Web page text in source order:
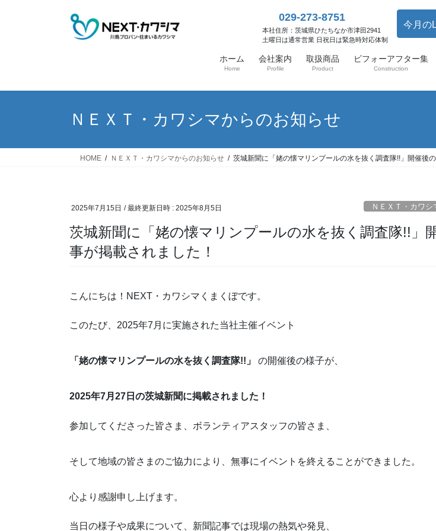
ス
ン
029-273-8751
本社住所：茨城県ひたちなか市津田2941
土曜日は通常営業 日祝日は緊急時対応体制
今月の
ホーム
Home
会社案内
Profile
取扱商品
Product
ビフォーアフター集
Construction
ＮＥＸＴ・カワシマからのお知らせ
HOME ＮＥＸＴ・カワシマからのお知らせ 茨城新聞に「姥の懐マリンプールの水を抜く調査隊!!」開催後
2025年7月15日 / 最終更新日時 : 2025年8月5日 ＮＥＸＴ・カワ
茨城新聞に「姥の懐マリンプールの水を抜く調査隊!!」開催後の記
事が掲載されました！
こんにちは！NEXT・カワシマくまくぼです。
このたび、2025年7月に実施された当社主催イベント
「姥の懐マリンプールの水を抜く調査隊!!」 の開催後の様子が、
2025年7月27日の茨城新聞に掲載されました！
参加してくださった皆さま、ボランティアスタッフの皆さま、
そして地域の皆さまのご協力により、無事にイベントを終えることができました。
心より感謝申し上げます。
当日の様子や成果について、新聞記事では現場の熱気や発見、